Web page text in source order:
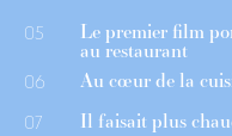
05 Le premier film
au restaurant
06 Au cœur de la
07 Il faisait plus